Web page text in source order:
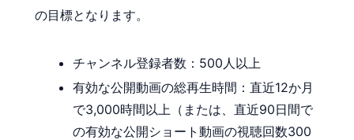
の目標となります。
チャンネル登録者数：500人以上
有効な公開動画の総再生時間：直近12か月
で3,000時間以上（または、直近90日間で
の有効な公開ショート動画の視聴回数300